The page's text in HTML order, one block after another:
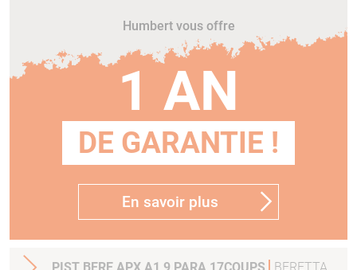
Humbert vous offre
1 AN
DE GARANTIE !
En savoir plus